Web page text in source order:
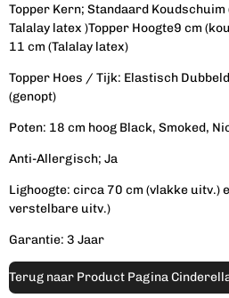
Topper Kern; Standaard Koudschuim
Talalay latex )Topper Hoogte9 cm
11 cm (Talalay latex)
Topper Hoes / Tijk: Elastisch
(genopt)
Poten: 18 cm hoog Black, Smoked,
Anti-Allergisch; Ja
Lighoogte: circa 70 cm (vlakke uitv.)
verstelbare uitv.)
Garantie: 3 Jaar
Terug naar Product Pagina